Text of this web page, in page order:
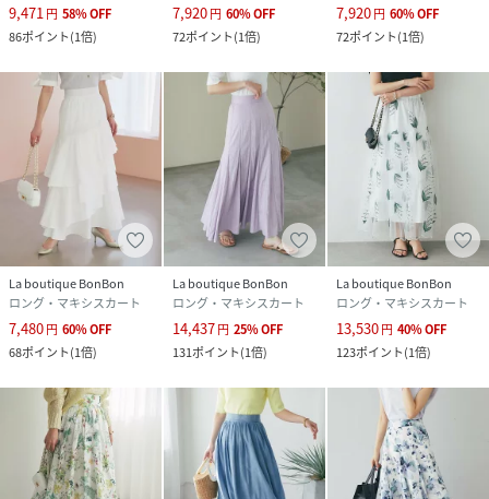
9,471円 58%OFF
86ポイント(1倍)
7,920円 60%OFF
72ポイント(1倍)
7,920円 60%OFF
72ポイント(1倍)
La boutique BonBon
ロング・マキシスカート
7,480円 60%OFF
68ポイント(1倍)
La boutique BonBon
ロング・マキシスカート
14,437円 25%OFF
131ポイント(1倍)
La boutique BonBon
ロング・マキシスカート
13,530円 40%OFF
123ポイント(1倍)